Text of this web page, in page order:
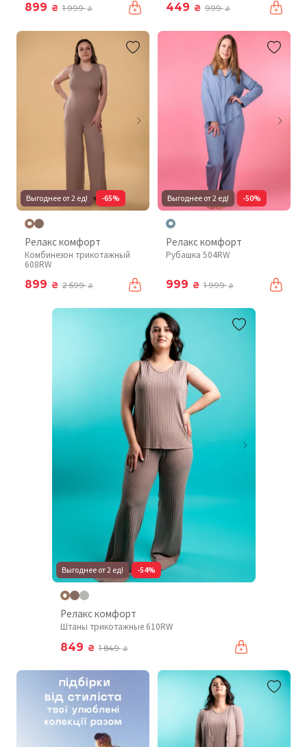
899 ₴ 1 999₴ 449 ₴ 999₴
Выгоднее от 2 ед! -65%
Релакс комфорт
Комбинезон трикотажный
608RW
899 ₴ 2 599₴
Выгоднее от 2 ед! -50%
Релакс комфорт
Рубашка 504RW
999 ₴ 1 999₴
Выгоднее от 2 ед! -54%
Релакс комфорт
Штаны трикотажные 610RW
849 ₴ 1 849₴